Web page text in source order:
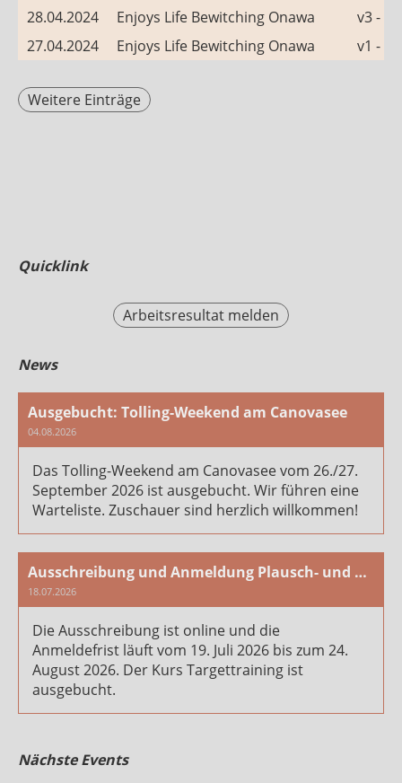
28.04.2024
Enjoys Life Bewitching Onawa
v3 -
27.04.2024
Enjoys Life Bewitching Onawa v1 -
Weitere Einträge
Quicklink
Arbeitsresultat melden
News
Ausgebucht: Tolling-Weekend am Canovasee
04.08.2026
Das Tolling-Weekend am Canovasee vom 26./27.
September 2026 ist ausgebucht. Wir führen eine
Warteliste. Zuschauer sind herzlich willkommen!
Ausschreibung und Anmeldung Plausch- und Arbeitstag 2026
18.07.2026
Die Ausschreibung ist online und die
Anmeldefrist läuft vom 19. Juli 2026 bis zum 24.
August 2026. Der Kurs Targettraining ist
ausgebucht.
Nächste Events